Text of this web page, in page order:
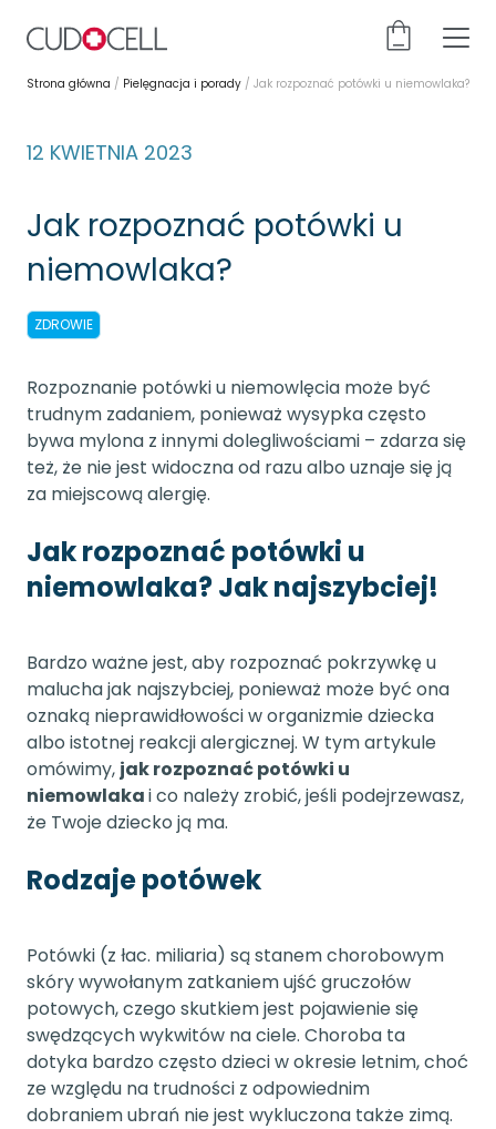
Strona główna / Pielęgnacja i porady / Jak rozpoznać potówki u niemowlaka?
12 KWIETNIA 2023
Jak rozpoznać potówki u
niemowlaka?
ZDROWIE
Rozpoznanie potówki u niemowlęcia może być
trudnym zadaniem, ponieważ wysypka często
bywa mylona z innymi dolegliwościami – zdarza się
też, że nie jest widoczna od razu albo uznaje się ją
za miejscową alergię.
Jak rozpoznać potówki u
niemowlaka? Jak najszybciej!
Bardzo ważne jest, aby rozpoznać pokrzywkę u
malucha jak najszybciej, ponieważ może być ona
oznaką nieprawidłowości w organizmie dziecka
albo istotnej reakcji alergicznej. W tym artykule
omówimy, jak rozpoznać potówki u
niemowlakai co należy zrobić, jeśli podejrzewasz,
że Twoje dziecko ją ma.
Rodzaje potówek
Potówki (z łac. miliaria) są stanem chorobowym
skóry wywołanym zatkaniem ujść gruczołów
potowych, czego skutkiem jest pojawienie się
swędzących wykwitów na ciele. Choroba ta
dotyka bardzo często dzieci w okresie letnim, choć
ze względu na trudności z odpowiednim
dobraniem ubrań nie jest wykluczona także zimą.